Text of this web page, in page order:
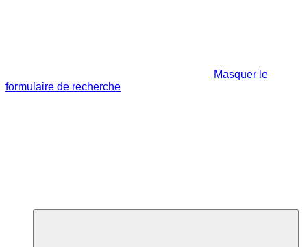
Masquer le
formulaire de recherche